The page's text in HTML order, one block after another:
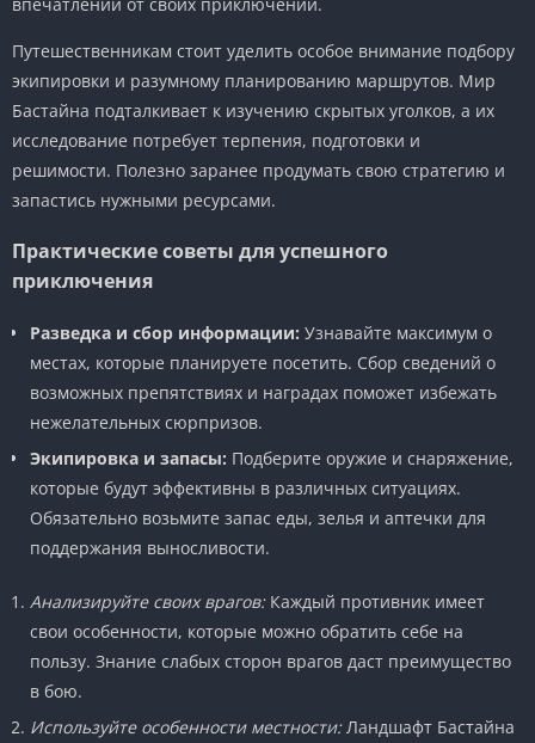
Путешественникам стоит уделить особое внимание подбору
экипировки и разумному планированию маршрутов. Мир
Бастайна подталкивает к изучению скрытых уголков, а их
исследование потребует терпения, подготовки и
решимости. Полезно заранее продумать свою стратегию и
запастись нужными ресурсами.
Практические советы для успешного
приключения
Разведка и сбор информации: Узнавайте максимум о
местах, которые планируете посетить. Сбор сведений о
возможных препятствиях и наградах поможет избежать
нежелательных сюрпризов.
Экипировка и запасы: Подберите оружие и снаряжение,
которые будут эффективны в различных ситуациях.
Обязательно возьмите запас еды, зелья и аптечки для
поддержания выносливости.
Анализируйте своих врагов:Каждый противник имеет
свои особенности, которые можно обратить себе на
пользу. Знание слабых сторон врагов даст преимущество
в бою.
Используйте особенности местности:Ландшафт Бастайна